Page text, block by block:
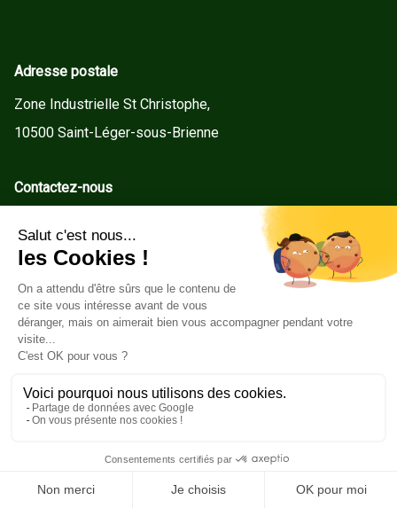
Adresse postale
Zone Industrielle St Christophe,
10500 Saint-Léger-sous-Brienne
Contactez-nous
Tel : +33(0)3 25 92 78 60
Service client
Conditions Générales de Vente
Mentions légales
Politique de cookies
Copyright ©2026GD Menuiseries. Tous droits réservés.